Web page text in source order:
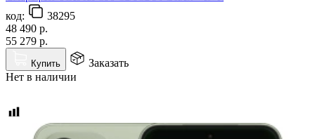
код:
38295
48 490 р.
55 279 р.
Купить
Заказать
Нет в наличии